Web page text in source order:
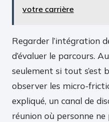
votre carrière
Regarder l’intégration
d’évaluer le parcours.
seulement si tout s’est
observer les micro-
expliqué, un canal de
réunion où personne